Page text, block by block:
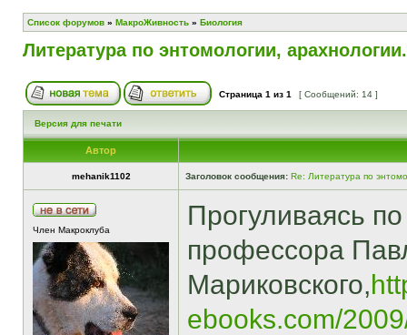
Список форумов » МакроЖивность » Биология
Литература по энтомологии,
Страница 1 из 1 [ Сообщений: 14 ]
Версия для печати
Автор
mehanik1102 Заголовок сообщения: Re: Литература по
Член Макроклуба
Прогуливаясь
профессора
Мариковского,
ebooks.com/